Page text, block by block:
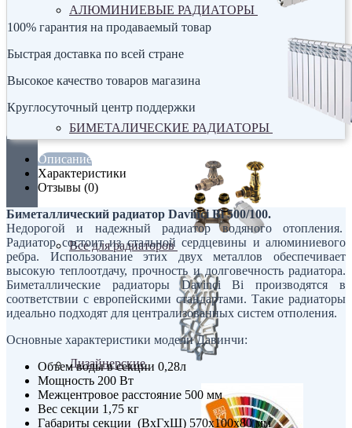
АЛЮМИНИЕВЫЕ РАДИАТОРЫ
БИМЕТАЛИЧЕСКИЕ РАДИАТОРЫ
Все для радиаторов
Дизайнерские
100% гарантия на продаваемый товар
Быстрая доставка по всей стране
Высокое качество товаров магазина
Круглосуточный центр поддержки
Описание
Характеристики
Отзывы (0)
Биметаллический радиатор Davinci Bi 500/100.
Недорогой и надежный радиатор водяного отопления.
Радиатор состоит из стальной сердцевины и алюминиевого
ребра. Использование этих двух металлов обеспечивает
высокую теплоотдачу, прочность и долговечность радиатора.
Биметаллические радиаторы Davinci Bi производятся в
соответствии с европейскими стандартами. Такие радиаторы
идеально подходят для централизованных систем отполения.
Основные характеристики модели Давинчи:
Объем воды в секции 0,28л
Мощность 200 Вт
Межцентровое расстояние 500 мм
Вес секции 1,75 кг
Габариты секции (ВхГхШ) 570х100х80 мм